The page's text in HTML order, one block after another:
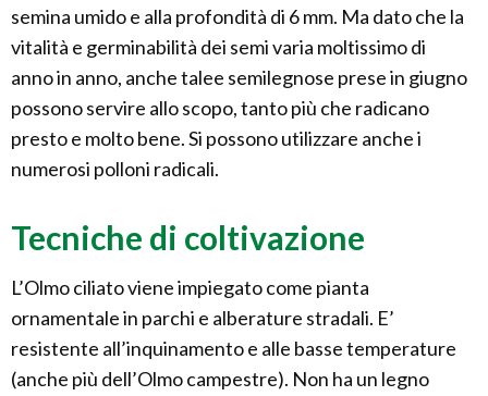
semina umido e alla profondità di 6 mm. Ma dato che la
vitalità e germinabilità dei semi varia moltissimo di
anno in anno, anche talee semilegnose prese in giugno
possono servire allo scopo, tanto più che radicano
presto e molto bene. Si possono utilizzare anche i
numerosi polloni radicali.
Tecniche di coltivazione
L’Olmo ciliato viene impiegato come pianta
ornamentale in parchi e alberature stradali. E’
resistente all’inquinamento e alle basse temperature
(anche più dell’Olmo campestre). Non ha un legno